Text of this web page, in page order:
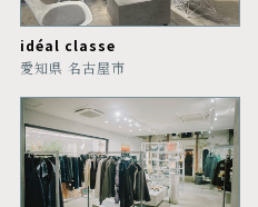
idéal classe
愛知県 名古屋市